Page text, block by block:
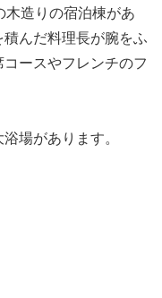
木造りの宿泊棟があ
んだ料理長が腕をふ
ースやフレンチのフ
場があります。